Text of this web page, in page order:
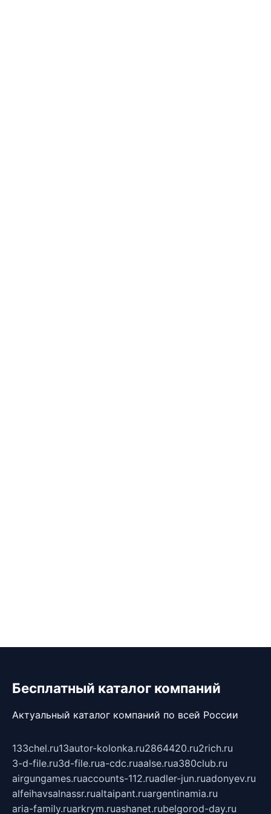
Бесплатный каталог компаний
Актуальный каталог компаний по всей России
133chel.ru13autor-kolonka.ru2864420.ru2rich.ru
3-d-file.ru3d-file.rua-cdc.ruaalse.rua380club.ru
airgungames.ruaccounts-112.ruadler-jun.ruadonyev.ru
alfeihavsalnassr.rualtaipant.ruargentinamia.ru
aria-family.ruarkrym.ruashanet.rubelgorod-day.ru